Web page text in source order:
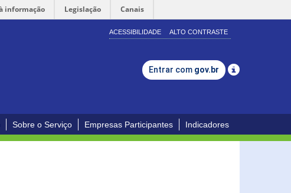
informação Legislação Canais
ACESSIBILIDADE ALTO CONTRASTE
Entrar com gov.br
Sobre o Serviço Empresas Participantes Indicadores